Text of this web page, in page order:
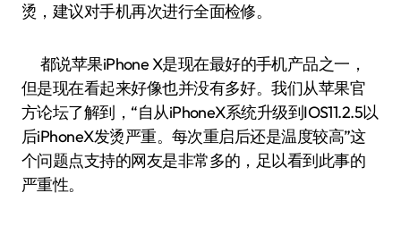
烫，建议对手机再次进行全面检修。
都说苹果iPhone X是现在最好的手机产品之一，
但是现在看起来好像也并没有多好。我们从苹果官
方论坛了解到，“自从iPhoneX系统升级到IOS11.2.5以
后iPhoneX发烫严重。每次重启后还是温度较高”这
个问题点支持的网友是非常多的，足以看到此事的
严重性。